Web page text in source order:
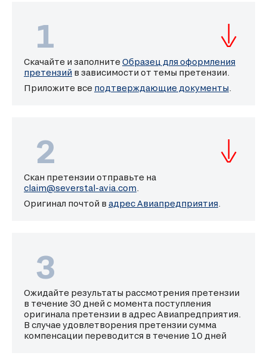
1
Скачайте и заполнитеОбразец для оформления
претензий в зависимости от темы претензии.
Приложите все подтверждающие документы
2
Скан претензии отправьте на
claim@severstal-avia.com
Оригинал почтой в адрес Авиапредприятия
3
Ожидайте результаты рассмотрения претензии
в течение 30 дней с момента поступления
оригинала претензии в адрес Авиапредприятия.
В случае удовлетворения претензии сумма
компенсации переводится в течение 10 дней